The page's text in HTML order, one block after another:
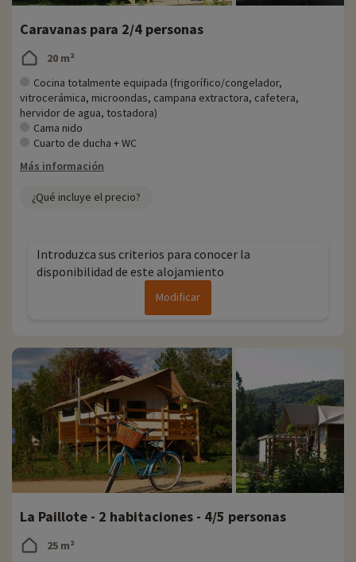
Caravanas para 2/4 personas
20 m²
Cocina totalmente equipada (frigorífico/congelador,
vitrocerámica, microondas, campana extractora, cafetera,
hervidor de agua, tostadora)
Cama nido
Cuarto de ducha + WC
Más información
¿Qué incluye el precio?
Introduzca sus criterios para conocer la
disponibilidad de este alojamiento
Modificar
La Paillote - 2 habitaciones - 4/5 personas
25 m²